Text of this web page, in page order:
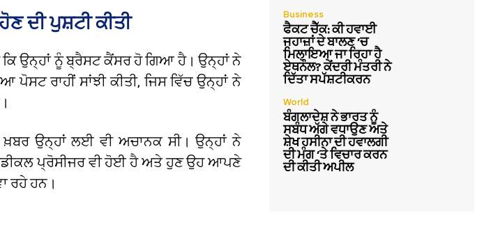
ਦੀ ਪੁਸ਼ਟੀ ਕੀਤੀ
ਕਿ ਉਨ੍ਹਾਂ ਨੂੰ ਬ੍ਰੈਸਟ ਕੈਂਸਰ ਹੋ ਗਿਆ ਹੈ। ਉਨ੍ਹਾਂ ਨੇ
ਰਾਹੀਂ ਸਾਂਝੀ ਕੀਤੀ, ਜਿਸ ਵਿੱਚ ਉਨ੍ਹਾਂ ਨੇ
ਖ਼ਬਰ ਉਨ੍ਹਾਂ ਲਈ ਵੀ ਅਚਾਨਕ ਸੀ। ਉਨ੍ਹਾਂ ਨੇ
ਪ੍ਰੋਸੀਜਰ ਵੀ ਹੋਈ ਹੈ ਅਤੇ ਹੁਣ ਉਹ ਆਪਣੇ
ਰਹੇ ਹਨ।
Business
ਫੈਕਟ ਚੈੱਕ: ਕੀ ਹਵਾਈ
ਜਹਾਜ਼ਾਂ ਦੇ ਬਾਲਣ ‘ਚ
ਮਿਲਾਇਆ ਜਾ ਰਿਹਾ ਹੈ
ਏਥਨੌਲ? ਕੇਂਦਰੀ ਮੰਤਰੀ ਨੇ
ਦਿੱਤਾ ਸਪੱਸ਼ਟੀਕਰਨ
World
ਬੰਗਲਾਦੇਸ਼ ਨੇ ਭਾਰਤ ਨੂੰ
ਸਬੰਧ ਅੱਗੇ ਵਧਾਉਣ ਅਤੇ
ਸ਼ੇਖ ਹਸੀਨਾ ਦੀ ਹਵਾਲਗੀ
ਦੀ ਮੰਗ ‘ਤੇ ਵਿਚਾਰ ਕਰਨ
ਦੀ ਕੀਤੀ ਅਪੀਲ